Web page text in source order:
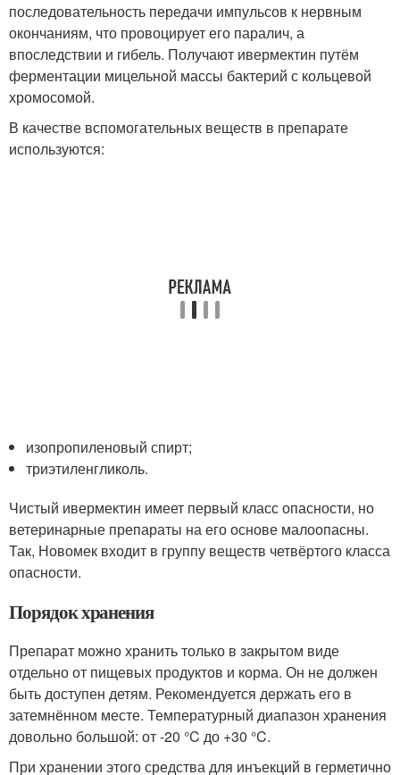
последовательность передачи импульсов к нервным
окончаниям, что провоцирует его паралич, а
впоследствии и гибель. Получают ивермектин путём
ферментации мицельной массы бактерий с кольцевой
хромосомой.
В качестве вспомогательных веществ в препарате
используются:
изопропиленовый спирт;
триэтиленгликоль.
Чистый ивермектин имеет первый класс опасности, но
ветеринарные препараты на его основе малоопасны.
Так, Новомек входит в группу веществ четвёртого класса
опасности.
Порядок хранения
Препарат можно хранить только в закрытом виде
отдельно от пищевых продуктов и корма. Он не должен
быть доступен детям. Рекомендуется держать его в
затемнённом месте. Температурный диапазон хранения
довольно большой: от -20 °C до +30 °C.
При хранении этого средства для инъекций в герметично